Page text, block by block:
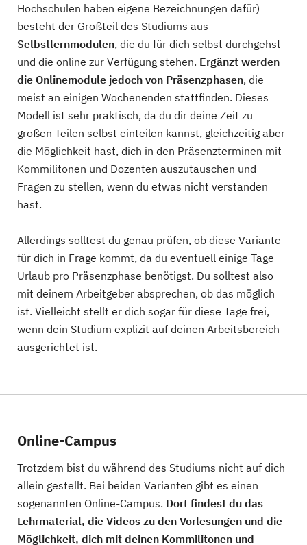
Hochschulen haben eigene Bezeichnungen dafür)
besteht der Großteil des Studiums aus
Selbstlernmodulen, die du für dich selbst durchgehst
und die online zur Verfügung stehen. Ergänzt werden
die Onlinemodule jedoch von Präsenzphasen, die
meist an einigen Wochenenden stattfinden. Dieses
Modell ist sehr praktisch, da du dir deine Zeit zu
großen Teilen selbst einteilen kannst, gleichzeitig aber
die Möglichkeit hast, dich in den Präsenzterminen mit
Kommilitonen und Dozenten auszutauschen und
Fragen zu stellen, wenn du etwas nicht verstanden
hast.
Allerdings solltest du genau prüfen, ob diese Variante
für dich in Frage kommt, da du eventuell einige Tage
Urlaub pro Präsenzphase benötigst. Du solltest also
mit deinem Arbeitgeber absprechen, ob das möglich
ist. Vielleicht stellt er dich sogar für diese Tage frei,
wenn dein Studium explizit auf deinen Arbeitsbereich
ausgerichtet ist.
Online-Campus
Trotzdem bist du während des Studiums nicht auf dich
allein gestellt. Bei beiden Varianten gibt es einen
sogenannten Online-Campus. Dort findest du das
Lehrmaterial, die Videos zu den Vorlesungen und die
Möglichkeit, dich mit deinen Kommilitonen und